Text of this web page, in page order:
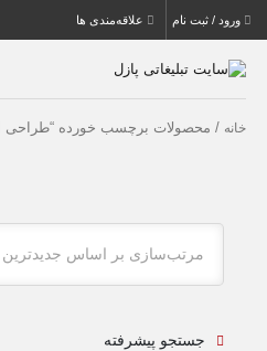
ورود / ثبت نام علاقه‌مندی ها
خانه / محصولات برچسب خورده “طراحی
مرتب‌سازی بر اساس جدیدترین
جستجو پیشرفته